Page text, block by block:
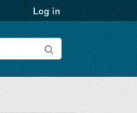
Log in